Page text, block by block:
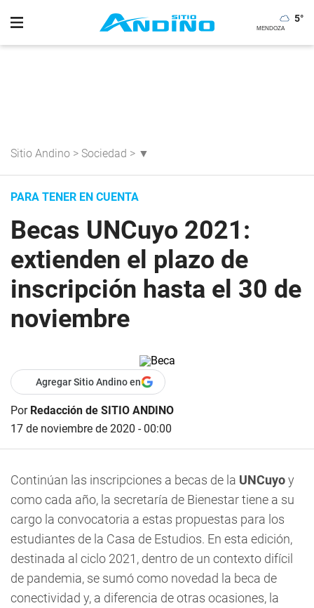
5°
Sitio Andino > Sociedad > ▼
PARA TENER EN CUENTA
Becas UNCuyo 2021:
extienden el plazo de
inscripción hasta el 30 de
noviembre
Agregar Sitio Andino en
Por Redacción de SITIO ANDINO
17 de noviembre de 2020 - 00:00
Continúan las inscripciones a becas de la UNCuyoy
como cada año, la secretaría de Bienestar tiene a su
cargo la convocatoria a estas propuestas para los
estudiantes de la Casa de Estudios. En esta edición,
destinada al ciclo 2021, dentro de un contexto difícil
de pandemia, se sumó como novedad la beca de
conectividad y, a diferencia de otras ocasiones, la